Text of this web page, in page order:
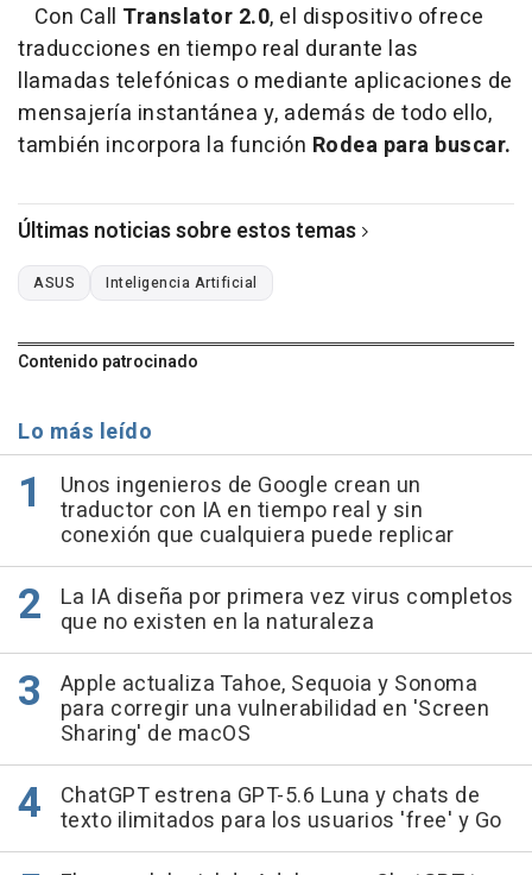
Con Call Translator 2.0, el dispositivo ofrece
traducciones en tiempo real durante las
llamadas telefónicas o mediante aplicaciones de
mensajería instantánea y, además de todo ello,
también incorpora la función Rodea para buscar.
Últimas noticias sobre estos temas
ASUS Inteligencia Artificial
Contenido patrocinado
Lo más leído
Unos ingenieros de Google crean un
traductor con IA en tiempo real y sin
conexión que cualquiera puede replicar
La IA diseña por primera vez virus completos
que no existen en la naturaleza
Apple actualiza Tahoe, Sequoia y Sonoma
para corregir una vulnerabilidad en 'Screen
Sharing' de macOS
ChatGPT estrena GPT-5.6 Luna y chats de
texto ilimitados para los usuarios 'free' y Go